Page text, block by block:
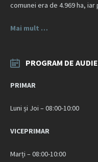
comunei era de 4.969 ha,
Mai mult …
PROGRAM DE
PRIMAR
Luni și Joi – 08:00-10:00
VICEPRIMAR
Marți – 08:00-10:00